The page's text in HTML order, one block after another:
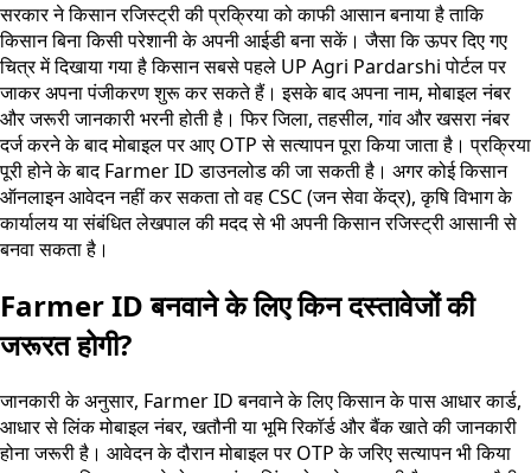
सरकार ने किसान रजिस्ट्री की प्रक्रिया को काफी आसान बनाया है ताकि
किसान बिना किसी परेशानी के अपनी आईडी बना सकें। जैसा कि ऊपर दिए गए
चित्र में दिखाया गया है किसान सबसे पहले UP Agri Pardarshi पोर्टल पर
जाकर अपना पंजीकरण शुरू कर सकते हैं। इसके बाद अपना नाम, मोबाइल नंबर
और जरूरी जानकारी भरनी होती है। फिर जिला, तहसील, गांव और खसरा नंबर
दर्ज करने के बाद मोबाइल पर आए OTP से सत्यापन पूरा किया जाता है। प्रक्रिया
पूरी होने के बाद Farmer ID डाउनलोड की जा सकती है। अगर कोई किसान
ऑनलाइन आवेदन नहीं कर सकता तो वह CSC (जन सेवा केंद्र), कृषि विभाग के
कार्यालय या संबंधित लेखपाल की मदद से भी अपनी किसान रजिस्ट्री आसानी से
बनवा सकता है।
Farmer ID बनवाने के लिए किन दस्तावेजों की
जरूरत होगी?
जानकारी के अनुसार, Farmer ID बनवाने के लिए किसान के पास आधार कार्ड,
आधार से लिंक मोबाइल नंबर, खतौनी या भूमि रिकॉर्ड और बैंक खाते की जानकारी
होना जरूरी है। आवेदन के दौरान मोबाइल पर OTP के जरिए सत्यापन भी किया